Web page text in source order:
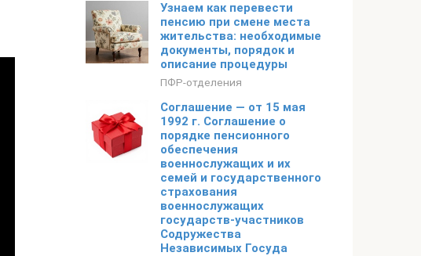
Узнаем как перевести
пенсию при смене места
жительства: необходимые
документы, порядок и
описание процедуры
ПФР-отделения
Соглашение — от 15 мая
1992 г. Соглашение о
порядке пенсионного
обеспечения
военнослужащих и их
семей и государственного
страхования
военнослужащих
государств-участников
Содружества
Независимых Госуда